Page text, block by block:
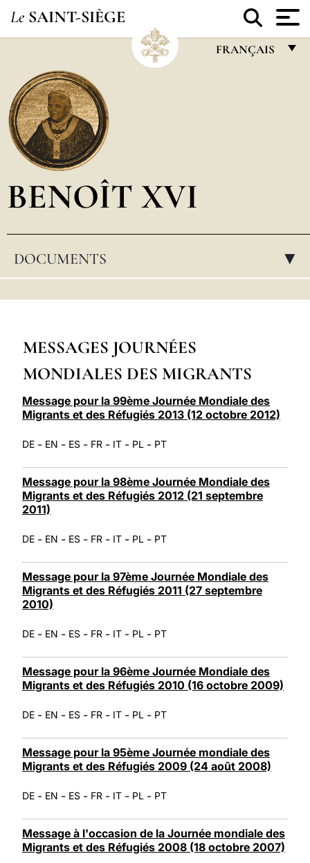
Le SAINT-SIÈGE
FRANÇAIS
POLSKI
BENOÎT XVI
DOCUMENTS ▸
MESSAGES JOURNÉES
MONDIALES DES MIGRANTS
Message pour la 99ème Journée Mondiale des
Migrants et des Réfugiés 2013 (12 octobre 2012)
DE - EN - ES - FR - IT - PL - PT
Message pour la 98ème Journée Mondiale des
Migrants et des Réfugiés 2012 (21 septembre
2011)
DE - EN - ES - FR - IT - PL - PT
Message pour la 97ème Journée Mondiale des
Migrants et des Réfugiés 2011 (27 septembre
2010)
DE - EN - ES - FR - IT - PL - PT
Message pour la 96ème Journée Mondiale des
Migrants et des Réfugiés 2010 (16 octobre 2009)
DE - EN - ES - FR - IT - PL - PT
Message pour la 95ème Journée mondiale des
Migrants et des Réfugiés 2009 (24 août 2008)
DE - EN - ES - FR - IT - PL - PT
Message à l'occasion de la Journée mondiale des
Migrants et des Réfugiés 2008 (18 octobre 2007)